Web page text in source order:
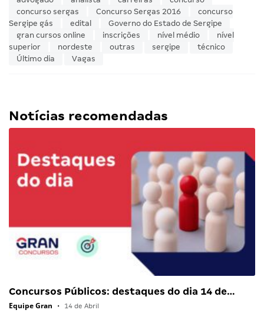
concurso sergas
Concurso Sergas 2016
concurso
Sergipe gás
edital
Governo do Estado de Sergipe
gran cursos online
inscrições nível médio
nível
superior
nordeste outras sergipe
técnico
Último dia
Vagas
Notícias recomendadas
Concursos Públicos: destaques do dia 14 de…
Equipe Gran • 14 de Abril